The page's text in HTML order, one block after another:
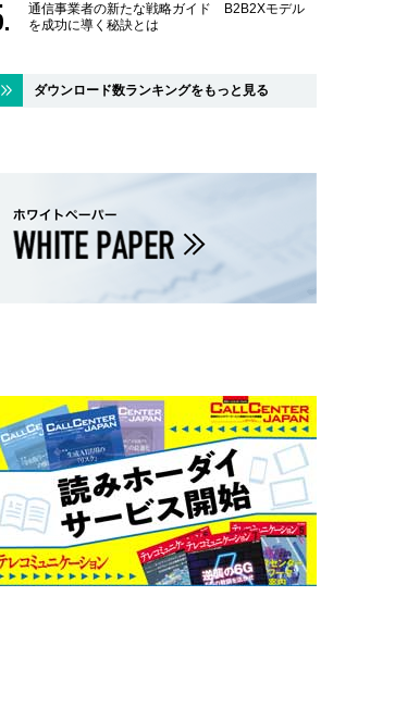
通信事業者の新たな戦略ガイド B2B2Xモデル
を成功に導く秘訣とは
ダウンロード数ランキングをもっと見る